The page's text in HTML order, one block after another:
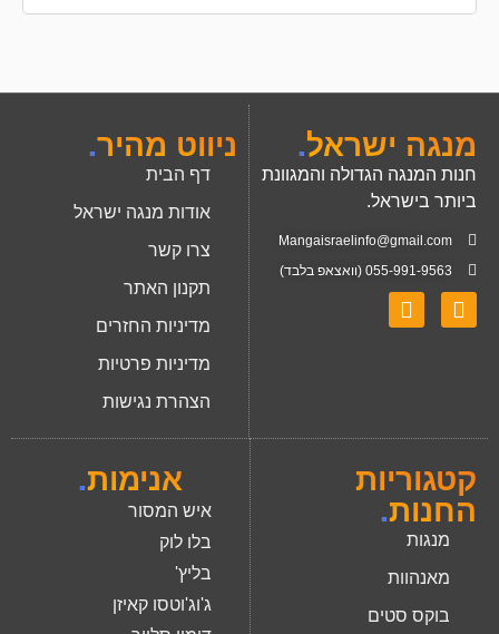
מנגה ישראל.
חנות המנגה הגדולה והמגוונת
ביותר בישראל.
Mangaisraelinfo@gmail.com
055-991-9563 (וואצאפ בלבד)
ניווט מהיר.
דף הבית
אודות מנגה ישראל
צרו קשר
תקנון האתר
מדיניות החזרים
מדיניות פרטיות
הצהרת נגישות
קטגוריות
החנות.
מנגות
מאנהוות
בוקס סטים
אנימות.
איש המסור
בלו לוק
בליץ'
ג'וג'וטסו קאיזן